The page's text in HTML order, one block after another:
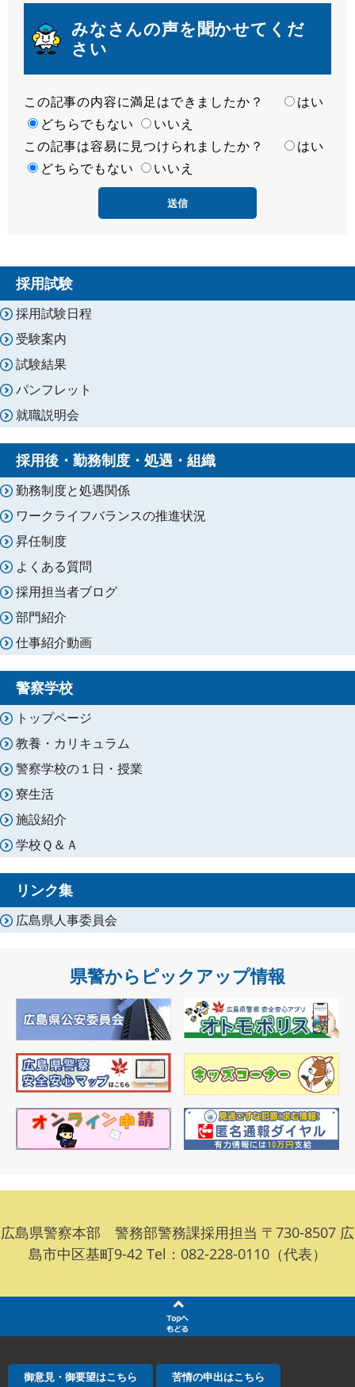
みなさんの声を聞かせてくだ
さい
満
足
度
この記事の内容に満足はできましたか？
はい
どちらでもない
いいえ
容
易
この記事は容易に見つけられましたか？
はい
どちらでもない
いいえ
採用試験
採用試験日程
受験案内
試験結果
パンフレット
就職説明会
採用後・勤務制度・処遇・組織
勤務制度と処遇関係
ワークライフバランスの推進状況
昇任制度
よくある質問
採用担当者ブログ
部門紹介
仕事紹介動画
警察学校
トップページ
教養・カリキュラム
警察学校の１日・授業
寮生活
施設紹介
学校Ｑ＆Ａ
リンク集
広島県人事委員会
県警からピックアップ情報
広島県警察本部 警務部警務課採用担当 〒730-8507 広
島市中区基町9-42 Tel：082-228-0110（代表）
御意見・御要望はこちら 苦情の申出はこちら